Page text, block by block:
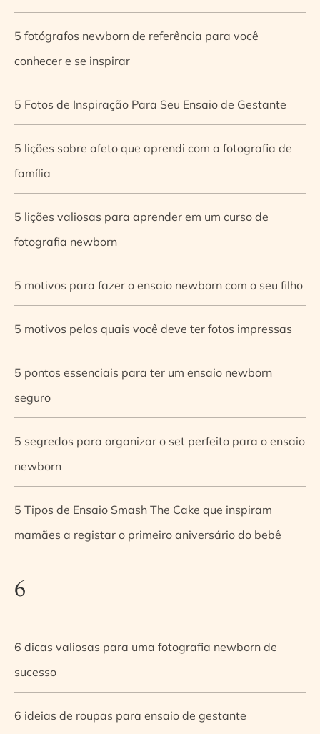
5 fotógrafos newborn de referência para você
conhecer e se inspirar
5 Fotos de Inspiração Para Seu Ensaio de Gestante
5 lições sobre afeto que aprendi com a fotografia de
família
5 lições valiosas para aprender em um curso de
fotografia newborn
5 motivos para fazer o ensaio newborn com o seu filho
5 motivos pelos quais você deve ter fotos impressas
5 pontos essenciais para ter um ensaio newborn
seguro
5 segredos para organizar o set perfeito para o ensaio
newborn
5 Tipos de Ensaio Smash The Cake que inspiram
mamães a registar o primeiro aniversário do bebê
6
6 dicas valiosas para uma fotografia newborn de
sucesso
6 ideias de roupas para ensaio de gestante